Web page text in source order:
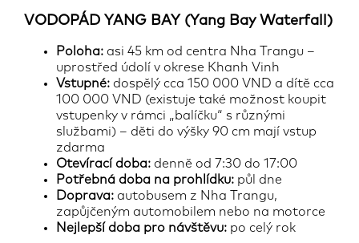
VODOPÁD YANG BAY (Yang Bay Waterfall)
Poloha: asi 45 km od centra Nha Trangu –
uprostřed údolí v okrese Khanh Vinh
Vstupné: dospělý cca 150 000 VND a dítě cca
100 000 VND (existuje také možnost koupit
vstupenky v rámci „balíčku“ s různými
službami) – děti do výšky 90 cm mají vstup
zdarma
Otevírací doba: denně od 7:30 do 17:00
Potřebná doba na prohlídku: půl dne
Doprava: autobusem z Nha Trangu,
zapůjčeným automobilem nebo na motorce
Nejlepší doba pro návštěvu: po celý rok